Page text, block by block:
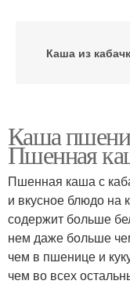
Каша из
Каша
Пшенная
Пшенная каша с
и вкусное блюдо на
содержит больше
нем даже больше
чем в пшенице и
чем во всех